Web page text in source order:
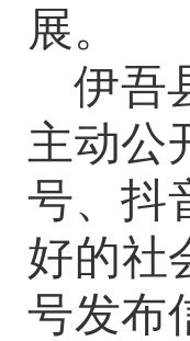
展。
伊吾
主动公
号、抖
好的社
号发布